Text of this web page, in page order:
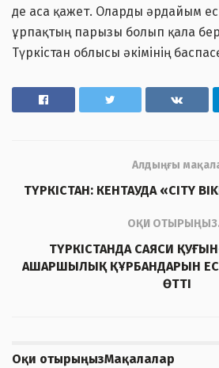
де аса қажет. Оларды әрдайым
ұрпақтың парызы болып қала
Түркістан облысы әкімінің
Алдыңғы
ТҮРКІСТАН: КЕНТАУДА «CITY
ОҚИ
ТҮРКІСТАНДА САЯСИ
АШАРШЫЛЫҚ ҚҰРБАНДАРЫН
ӨТТІ
Оқи отырыңызМақалалар